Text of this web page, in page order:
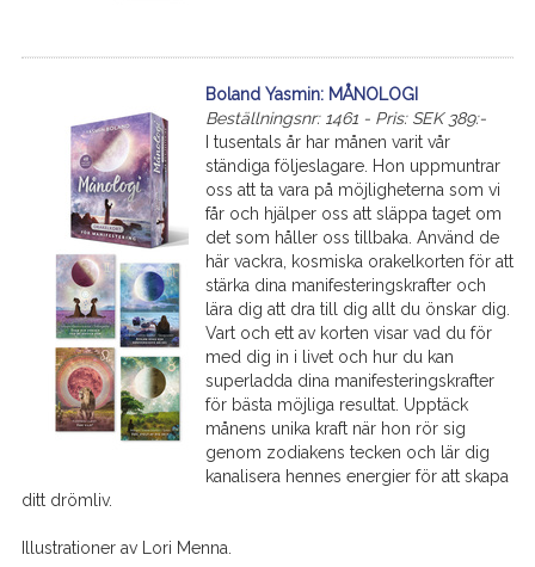
Boland Yasmin: MÅNOLOGI
Beställningsnr: 1461 - Pris: SEK 389:-
I tusentals år har månen varit vår
ständiga följeslagare. Hon uppmuntrar
oss att ta vara på möjligheterna som vi
får och hjälper oss att släppa taget om
det som håller oss tillbaka. Använd de
här vackra, kosmiska orakelkorten för att
stärka dina manifesteringskrafter och
lära dig att dra till dig allt du önskar dig.
Vart och ett av korten visar vad du för
med dig in i livet och hur du kan
superladda dina manifesteringskrafter
för bästa möjliga resultat. Upptäck
månens unika kraft när hon rör sig
genom zodiakens tecken och lär dig
kanalisera hennes energier för att skapa
ditt drömliv.
Illustrationer av Lori Menna.